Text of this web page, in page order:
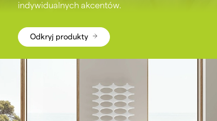
indywidualnych akcentów.
Odkryj produkty